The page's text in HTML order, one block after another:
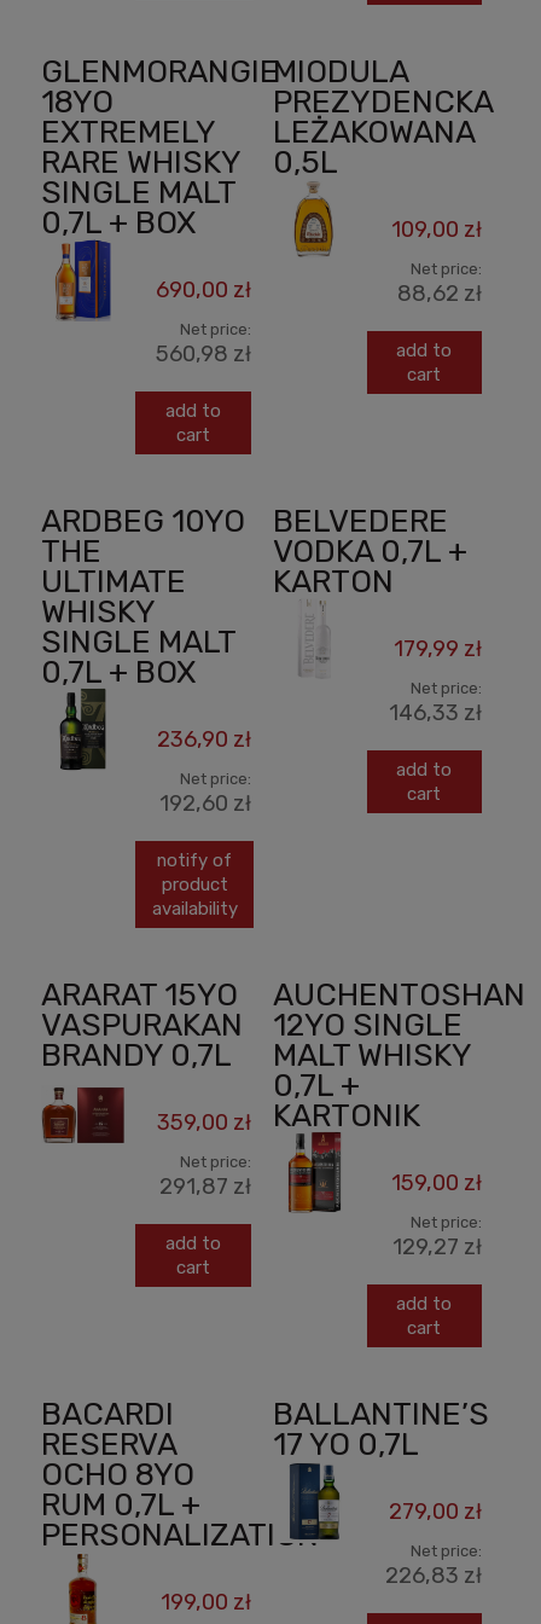
GLENMORANGIE
18YO
EXTREMELY
RARE WHISKY
SINGLE MALT
0,7L + BOX
690,00 zł
Net price:
560,98 zł
add to
cart
MIODULA
PREZYDENCKA
LEŻAKOWANA
0,5L
109,00 zł
Net price:
88,62 zł
add to
cart
ARDBEG 10YO
THE
ULTIMATE
WHISKY
SINGLE MALT
0,7L + BOX
236,90 zł
Net price:
192,60 zł
notify of
product
availability
BELVEDERE
VODKA 0,7L +
KARTON
179,99 zł
Net price:
146,33 zł
add to
cart
ARARAT 15YO
VASPURAKAN
BRANDY 0,7L
359,00 zł
Net price:
291,87 zł
add to
cart
AUCHENTOSHAN
12YO SINGLE
MALT WHISKY
0,7L +
KARTONIK
159,00 zł
Net price:
129,27 zł
add to
cart
BACARDI
RESERVA
OCHO 8YO
RUM 0,7L +
PERSONALIZATION
199,00 zł
BALLANTINE’S
17 YO 0,7L
279,00 zł
Net price:
226,83 zł